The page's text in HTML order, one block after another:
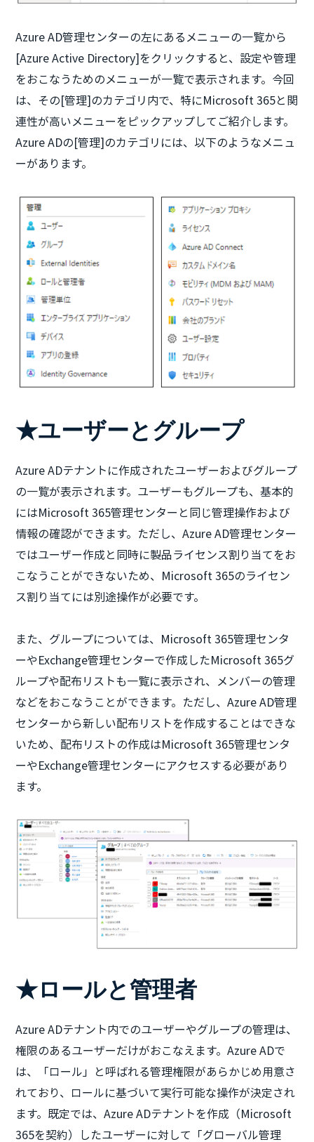
Azure AD管理センターの左にあるメニューの一覧から
[Azure Active Directory]をクリックすると、設定や管理
をおこなうためのメニューが一覧で表示されます。今回
は、その[管理]のカテゴリ内で、特にMicrosoft 365と関
連性が高いメニューをピックアップしてご紹介します。
Azure ADの[管理]のカテゴリには、以下のようなメニュ
ーがあります。
★ユーザーとグループ
Azure ADテナントに作成されたユーザーおよびグループ
の一覧が表示されます。ユーザーもグループも、基本的
にはMicrosoft 365管理センターと同じ管理操作および
情報の確認ができます。ただし、Azure AD管理センター
ではユーザー作成と同時に製品ライセンス割り当てをお
こなうことができないため、Microsoft 365のライセン
ス割り当てには別途操作が必要です。
また、グループについては、Microsoft 365管理センタ
ーやExchange管理センターで作成したMicrosoft 365グ
ループや配布リストも一覧に表示され、メンバーの管理
などをおこなうことができます。ただし、Azure AD管理
センターから新しい配布リストを作成することはできな
いため、配布リストの作成はMicrosoft 365管理センタ
ーやExchange管理センターにアクセスする必要があり
ます。
★ロールと管理者
Azure ADテナント内でのユーザーやグループの管理は、
権限のあるユーザーだけがおこなえます。Azure ADで
は、「ロール」と呼ばれる管理権限があらかじめ用意さ
れており、ロールに基づいて実行可能な操作が決定され
ます。既定では、Azure ADテナントを作成（Microsoft
365を契約）したユーザーに対して「グローバル管理